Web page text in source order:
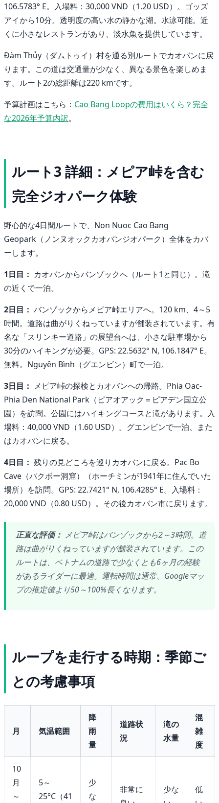
106.5783° E。入場料：30,000 VND（1.20 USD）。ゴッズ
アイから10分。透明度の高い水の静かな湖。水泳可能。近
くに小さなレストランがあり、淡水魚を提供しています。
Đàm Thủy（ダムトゥイ）村を通る別ルートでカオバンに戻
ります。この道は交通量が少なく、異なる景色を楽しめま
す。ルート2の総距離は220 kmです。
予算計画はこちら： Cao Bang Loopの費用はいくら？完全
な2026年予算内訳。
ルート3 詳細：メピア峠を含む
完全ジオパーク体験
野心的な4日間ルートで、Non Nuoc Cao Bang
Geopark（ノンヌオックカオバンジオパーク）全体をカバ
ーします。
1日目： カオバンからバンゾックへ（ルート1と同じ）。滝
の近くで一泊。
2日目： バンゾックからメピア峠エリアへ。120 km、4～5
時間。道路は曲がりくねっていますが舗装されています。有
名な「スリンキー道路」の展望台へは、小さな駐車場から
30分のハイキングが必要。GPS: 22.5632° N, 106.1847° E。
無料。Nguyên Bình（グエンビン）町で一泊。
3日目： メピア峠の探検とカオバンへの帰路。Phia Oac-
Phia Den National Park（ピアオアック＝ピアデン国立公
園）を訪問。公園にはハイキングコースと滝があります。入
場料：40,000 VND（1.60 USD）。グエンビンで一泊、また
はカオバンに戻る。
4日目： 残りの見どころを巡りカオバンに戻る。Pac Bo
Cave（パクボー洞窟）（ホーチミンが1941年に住んでいた
場所）を訪問。GPS: 22.7421° N, 106.4285° E。入場料：
20,000 VND（0.80 USD）。その後カオバン市に戻ります。
正直な評価： メピア峠はバンゾックから2～3時間。道
路は曲がりくねっていますが舗装されています。この
ルートは、ベトナムの道路で少なくとも6ヶ月の経験
があるライダーに最適。運転時間は通常、Googleマッ
プの推定値より50～100%長くなります。
ループを走行する時期：季節ご
との考慮事項
月 気温範囲
降
雨
量
道路状
況
滝の
水量
混
雑
度
10
月
～
5～
25°C（41
少
な
非常に
少な
低